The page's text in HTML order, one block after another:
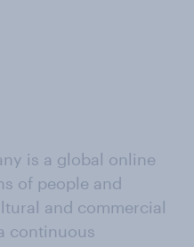
is a global online
of people and
and commercial
continuous